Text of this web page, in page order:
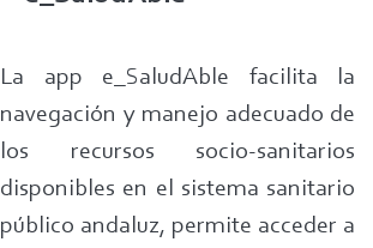
La app e_SaludAble facilita la
navegación y manejo adecuado de
los recursos socio-sanitarios
disponibles en el sistema sanitario
público andaluz, permite acceder a